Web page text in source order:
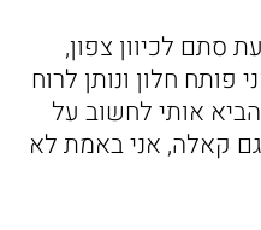
סתם לכיוון צפון,
פותח חלון ונותן לרוח
אותי לחשוב על
גם קאלה, אני באמת לא